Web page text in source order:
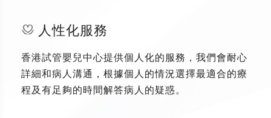
人性化服務
香港試管嬰兒中心提供個人化的服務，我們會耐心
詳細和病人溝通，根據個人的情況選擇最適合的療
程及有足夠的時間解答病人的疑惑。